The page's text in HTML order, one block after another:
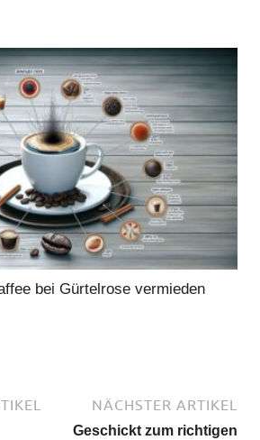
bei Gürtelrose vermieden
NÄCHSTER ARTIKEL
Geschickt zum richtigen